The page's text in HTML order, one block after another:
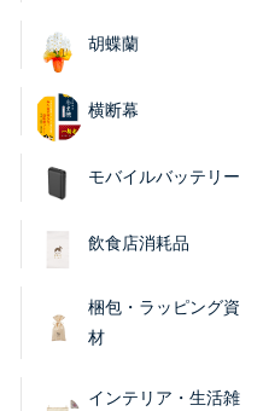
胡蝶蘭
横断幕
モバイルバッテリー
飲食店消耗品
梱包・ラッピング資
材
インテリア・生活雑